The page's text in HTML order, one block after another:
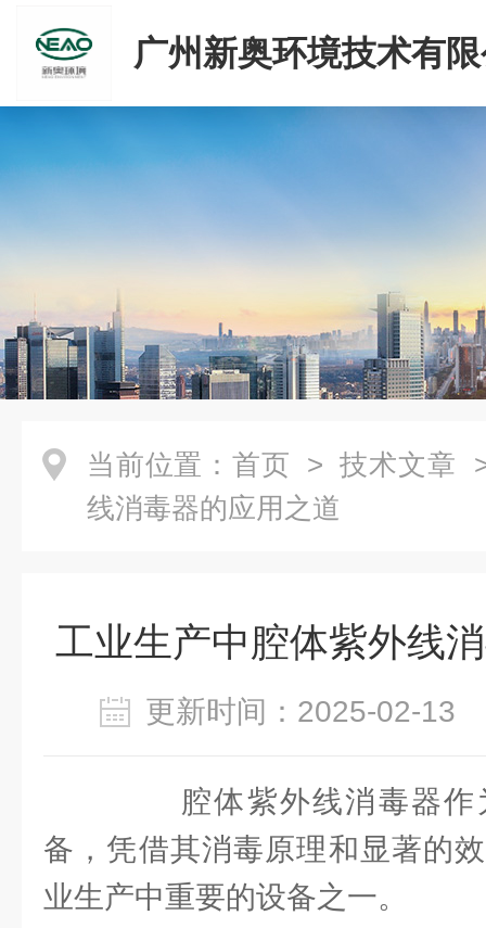
广州新奥环境技术有
当前位置： 首页 > 技术文章
线消毒器的应用之道
工业生产中腔体紫外线
更新时间：2025-02-
腔体紫外线消毒器作
备，凭借其消毒原理和显著的
业生产中重要的设备之一。